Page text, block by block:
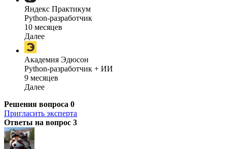
Яндекс Практикум
Python-разработчик
10 месяцев
Далее
Академия Эдюсон
Python-разработчик + ИИ
9 месяцев
Далее
Решения вопроса 0
Пригласить эксперта
Ответы на вопрос 3